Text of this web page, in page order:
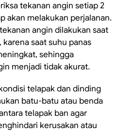
tekanan angin setiap 2
akan melakukan perjalanan.
angin dilakukan saat
saat suhu panas
sehingga
menjadi tidak akurat.
telapak dan dinding
batu-batu atau benda
telapak ban agar
kerusakan atau